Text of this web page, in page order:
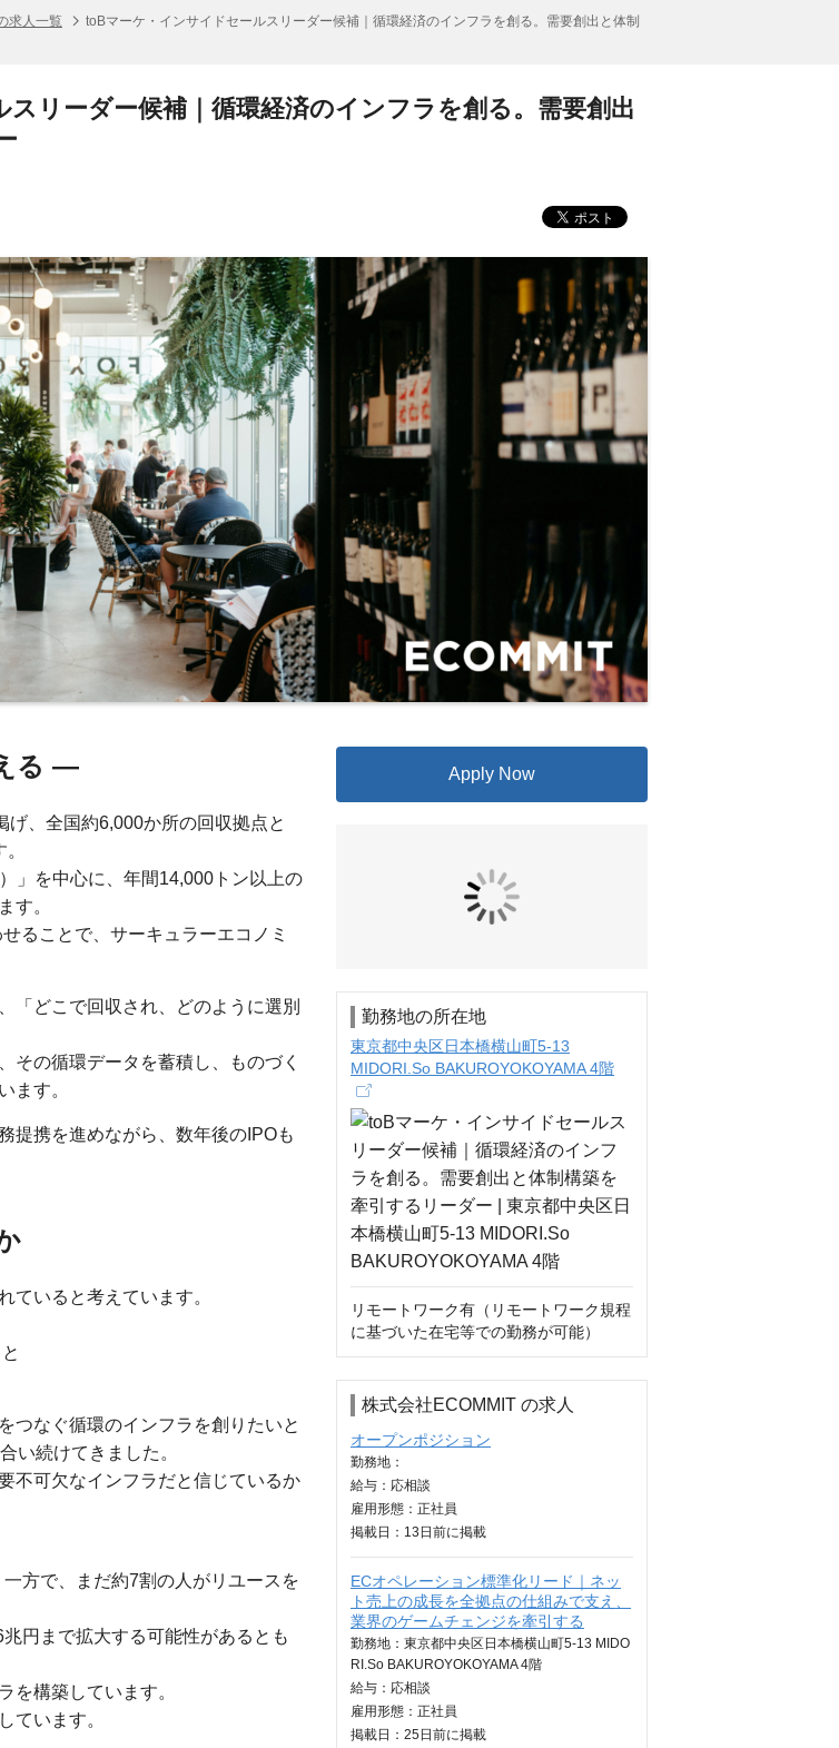
求人一覧
toBマーケ・インサイドセールスリーダー候補｜循環経済のインフラを創る。需要創出と体制
リーダー候補｜循環経済のインフラを創る。需要創出
る —
、全国約6,000か所の回収拠点と
」を中心に、年間14,000トン以上の
す。
ることで、サーキュラーエコノミ
「どこで回収され、どのように選別
その循環データを蓄積し、ものづく
ます。
提携を進めながら、数年後のIPOも
ていると考えています。
つなぐ循環のインフラを創りたいと
い続けてきました。
不可欠なインフラだと信じているか
方で、まだ約7割の人がリユースを
円まで拡大する可能性があるとも
を構築しています。
ています。
Apply Now
勤務地の所在地
東京都中央区日本橋横山町5-13
MIDORI.So BAKUROYOKOYAMA 4階
リモートワーク有（リモートワーク規程
に基づいた在宅等での勤務が可能）
株式会社ECOMMIT の求人
オープンポジション
勤務地：
給与： 応相談
雇用形態：正社員
掲載日： 13日 前に掲載
ECオペレーション標準化リード｜ネッ
ト売上の成長を全拠点の仕組みで支え、
業界のゲームチェンジを牽引する
勤務地：東京都中央区日本橋横山町5-13 MIDO
RI.So BAKUROYOKOYAMA 4階
給与： 応相談
雇用形態：正社員
掲載日： 25日 前に掲載